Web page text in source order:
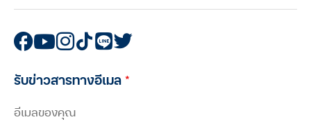
รับข่าวสารทางอีเมล*